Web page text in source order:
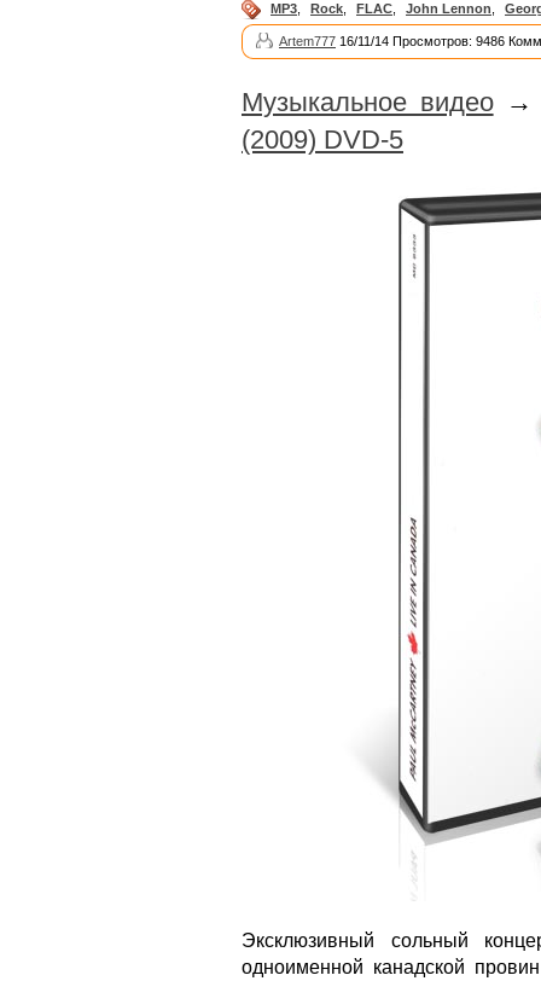
MP3 Rock FLAC John Lennon
Artem777 16/11/14 Просмотров: 9486
Музыкальное видео
(2009) DVD-5
Эксклюзивный сольный
одноименной канадской